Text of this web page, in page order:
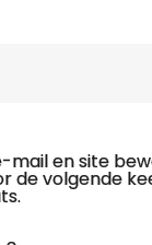
mail en site
de volgende